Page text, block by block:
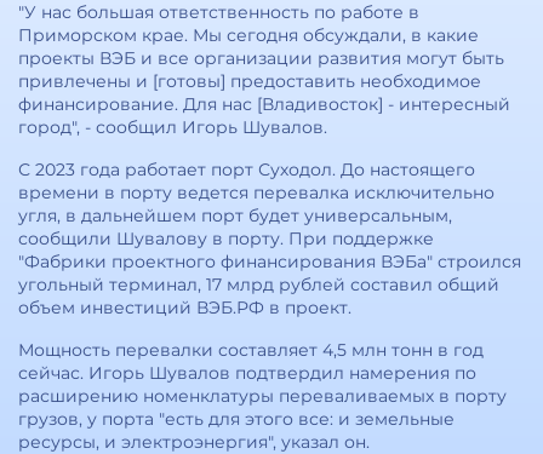
"У нас большая ответственность по работе в
Приморском крае. Мы сегодня обсуждали, в какие
проекты ВЭБ и все организации развития могут быть
привлечены и [готовы] предоставить необходимое
финансирование. Для нас [Владивосток] - интересный
город", - сообщил Игорь Шувалов.
С 2023 года работает порт Суходол. До настоящего
времени в порту ведется перевалка исключительно
угля, в дальнейшем порт будет универсальным,
сообщили Шувалову в порту. При поддержке
"Фабрики проектного финансирования ВЭБа" строился
угольный терминал, 17 млрд рублей составил общий
объем инвестиций ВЭБ.РФ в проект.
Мощность перевалки составляет 4,5 млн тонн в год
сейчас. Игорь Шувалов подтвердил намерения по
расширению номенклатуры переваливаемых в порту
грузов, у порта "есть для этого все: и земельные
ресурсы, и электроэнергия", указал он.